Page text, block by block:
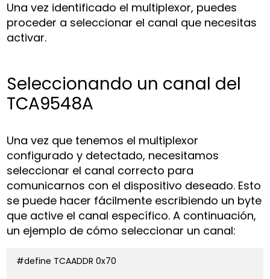
Una vez identificado el multiplexor, puedes
proceder a seleccionar el canal que necesitas
activar.
Seleccionando un canal del
TCA9548A
Una vez que tenemos el multiplexor
configurado y detectado, necesitamos
seleccionar el canal correcto para
comunicarnos con el dispositivo deseado. Esto
se puede hacer fácilmente escribiendo un byte
que active el canal específico. A continuación,
un ejemplo de cómo seleccionar un canal:
#define TCAADDR 0x70